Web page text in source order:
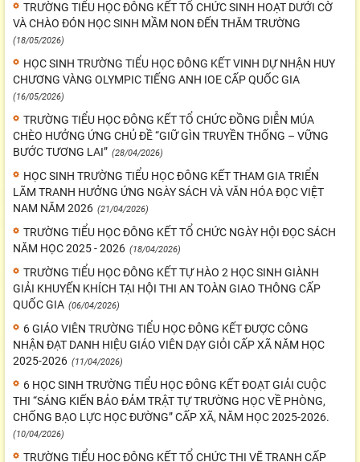
TRƯỜNG TIỂU HỌC ĐÔNG KẾT TỔ CHỨC SINH HOẠT DƯỚI CỜ
VÀ CHÀO ĐÓN HỌC SINH MẦM NON ĐẾN THĂM TRƯỜNG
(18/05/2026)
HỌC SINH TRƯỜNG TIỂU HỌC ĐÔNG KẾT VINH DỰ NHẬN HUY
CHƯƠNG VÀNG OLYMPIC TIẾNG ANH IOE CẤP QUỐC GIA
(16/05/2026)
TRƯỜNG TIỂU HỌC ĐÔNG KẾT TỔ CHỨC ĐỒNG DIỄN MÚA
CHÈO HƯỞNG ỨNG CHỦ ĐỀ “GIỮ GÌN TRUYỀN THỐNG – VỮNG
BƯỚC TƯƠNG LAI” (28/04/2026)
HỌC SINH TRƯỜNG TIỂU HỌC ĐÔNG KẾT THAM GIA TRIỂN
LÃM TRANH HƯỞNG ỨNG NGÀY SÁCH VÀ VĂN HÓA ĐỌC VIỆT
NAM NĂM 2026 (21/04/2026)
TRƯỜNG TIỂU HỌC ĐÔNG KẾT TỔ CHỨC NGÀY HỘI ĐỌC SÁCH
NĂM HỌC 2025 - 2026 (18/04/2026)
TRƯỜNG TIỂU HỌC ĐÔNG KẾT TỰ HÀO 2 HỌC SINH GIÀNH
GIẢI KHUYẾN KHÍCH TẠI HỘI THI AN TOÀN GIAO THÔNG CẤP
QUỐC GIA (06/04/2026)
6 GIÁO VIÊN TRƯỜNG TIỂU HỌC ĐÔNG KẾT ĐƯỢC CÔNG
NHẬN ĐẠT DANH HIỆU GIÁO VIÊN DẠY GIỎI CẤP XÃ NĂM HỌC
2025-2026 (11/04/2026)
6 HỌC SINH TRƯỜNG TIỂU HỌC ĐÔNG KẾT ĐOẠT GIẢI CUỘC
THI “SÁNG KIẾN BẢO ĐẢM TRẬT TỰ TRƯỜNG HỌC VỀ PHÒNG,
CHỐNG BẠO LỰC HỌC ĐƯỜNG” CẤP XÃ, NĂM HỌC 2025-2026.
(10/04/2026)
TRƯỜNG TIỂU HỌC ĐÔNG KẾT TỔ CHỨC THI VẼ TRANH CẤP